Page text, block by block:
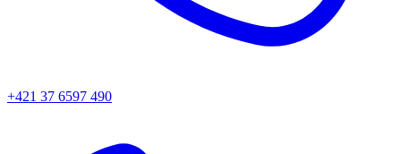
+421 37 6597 490